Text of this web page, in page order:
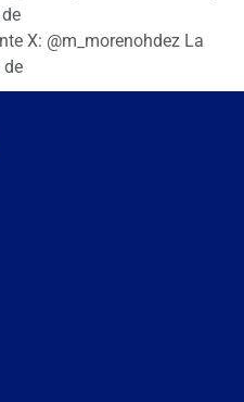
X: @m_morenohdez La
de